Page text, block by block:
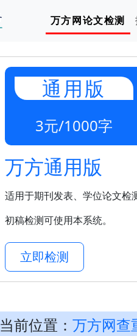
万方网论文检测
通用版
3元/1000字
万方通用版
适用于期刊发表、学位论文检
初稿检测可使用本系统。
立即检测
当前位置： 万方网查